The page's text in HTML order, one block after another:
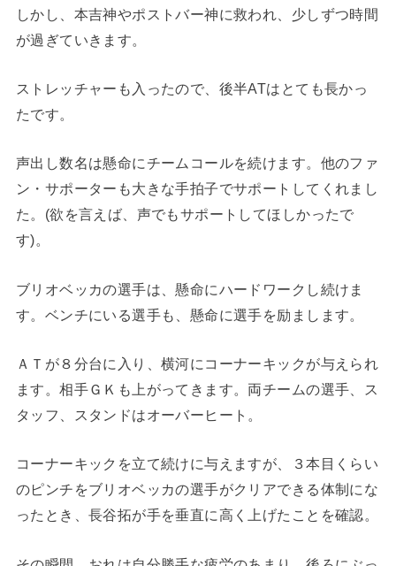
しかし、本吉神やポストバー神に救われ、少しずつ時間
が過ぎていきます。
ストレッチャーも入ったので、後半ATはとても長かっ
たです。
声出し数名は懸命にチームコールを続けます。他のファ
ン・サポーターも大きな手拍子でサポートしてくれまし
た。(欲を言えば、声でもサポートしてほしかったで
す)。
ブリオベッカの選手は、懸命にハードワークし続けま
す。ベンチにいる選手も、懸命に選手を励まします。
ＡＴが８分台に入り、横河にコーナーキックが与えられ
ます。相手ＧＫも上がってきます。両チームの選手、ス
タッフ、スタンドはオーバーヒート。
コーナーキックを立て続けに与えますが、３本目くらい
のピンチをブリオベッカの選手がクリアできる体制にな
ったとき、長谷拓が手を垂直に高く上げたことを確認。